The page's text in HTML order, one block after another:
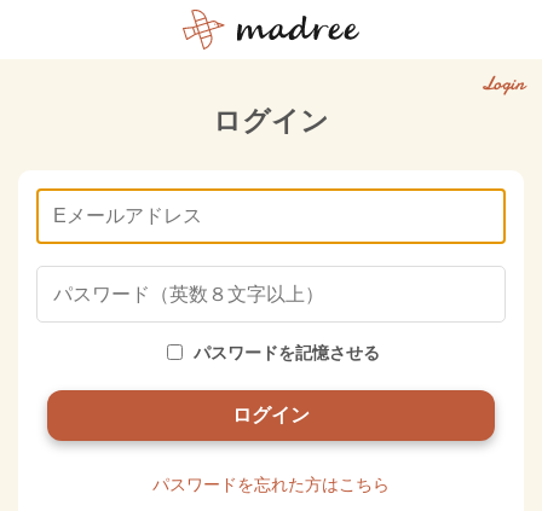
Login
ログイン
パスワードを記憶させる
パスワードを忘れた方はこちら